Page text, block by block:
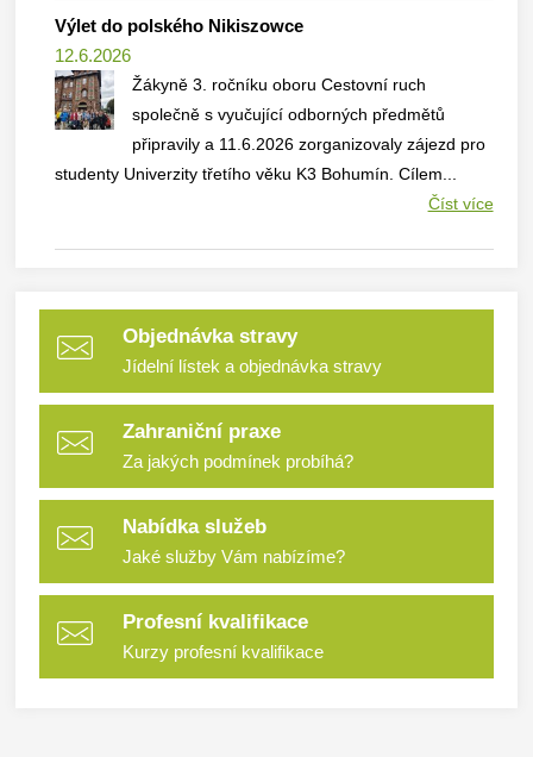
Výlet do polského Nikiszowce
12.6.2026
Žákyně 3. ročníku oboru Cestovní ruch
společně s vyučující odborných předmětů
připravily a 11.6.2026 zorganizovaly zájezd pro
studenty Univerzity třetího věku K3 Bohumín. Cílem...
Číst více
Objednávka stravy
Jídelní lístek a objednávka stravy
Zahraniční praxe
Za jakých podmínek probíhá?
Nabídka služeb
Jaké služby Vám nabízíme?
Profesní kvalifikace
Kurzy profesní kvalifikace